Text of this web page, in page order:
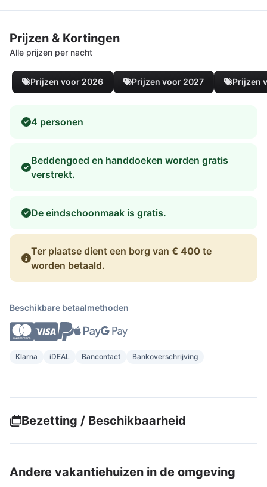
Prijzen & Kortingen
Alle prijzen per nacht
Prijzen voor 2026 Prijzen voor 2027 Prijzen
4 personen
Beddengoed en handdoeken worden gratis
verstrekt.
De eindschoonmaak is gratis.
Ter plaatse dient een borg van € 400 te
worden betaald.
Beschikbare betaalmethoden
Klarna iDEAL Bancontact Bankoverschrijving
Bezetting / Beschikbaarheid
Andere vakantiehuizen in de omgeving